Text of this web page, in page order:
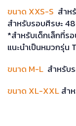
ขนาด XXS-S สำห
สำหรับรอบศีรษะ
*สำหรับเด็กเล็กที่ร
แนะนำเป็นหมวกรุ่น
ขนาด M-L สำหรับ
ขนาด XL-XXLสำ